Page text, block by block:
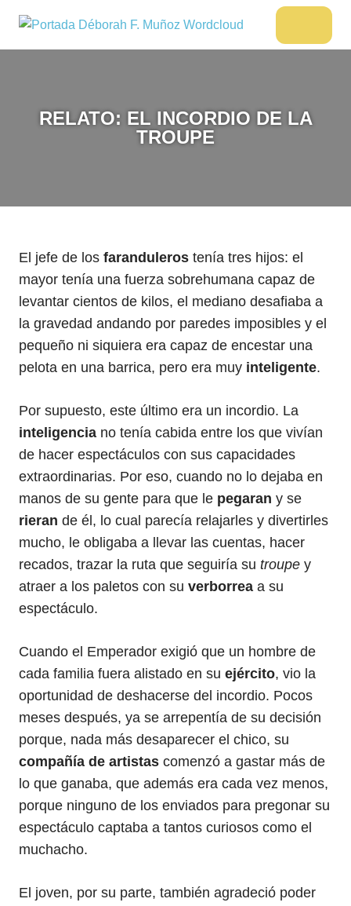
contenido
DÉBORAH
viajesRELATO: EL INCORDIO DE LA
TROUPE
El jefe de los faranduleros tenía tres hijos: el
mayor tenía una fuerza sobrehumana capaz de
levantar cientos de kilos, el mediano desafiaba a
la gravedad andando por paredes imposibles y el
pequeño ni siquiera era capaz de encestar una
pelota en una barrica, pero era muy inteligente.
Por supuesto, este último era un incordio. La
inteligencia no tenía cabida entre los que vivían
de hacer espectáculos con sus capacidades
extraordinarias. Por eso, cuando no lo dejaba en
manos de su gente para que le pegaran y se
rieran de él, lo cual parecía relajarles y divertirles
mucho, le obligaba a llevar las cuentas, hacer
recados, trazar la ruta que seguiría su troupe y
atraer a los paletos con su verborrea a su
espectáculo.
Cuando el Emperador exigió que un hombre de
cada familia fuera alistado en su ejército, vio la
oportunidad de deshacerse del incordio. Pocos
meses después, ya se arrepentía de su decisión
porque, nada más desaparecer el chico, su
compañía de artistas comenzó a gastar más de
lo que ganaba, que además era cada vez menos,
porque ninguno de los enviados para pregonar su
espectáculo captaba a tantos curiosos como el
muchacho.
El joven, por su parte, también agradeció poder